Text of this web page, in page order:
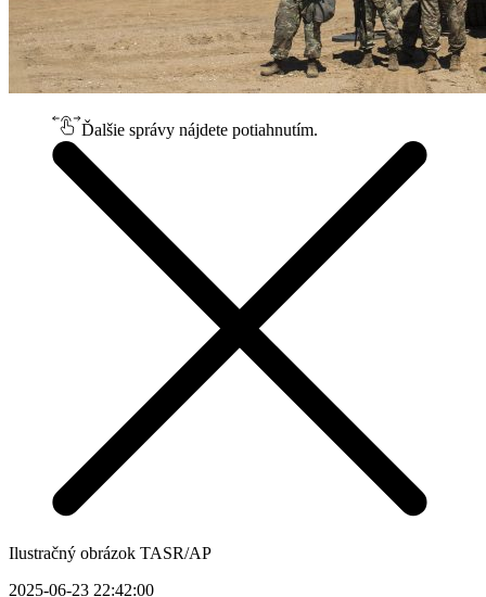
Ďalšie správy nájdete potiahnutím.
Ilustračný obrázok TASR/AP
2025-06-23 22:42:00